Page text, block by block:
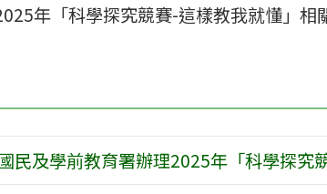
年「科學探究競賽-這樣教我就懂」相
民及學前教育署辦理2025年「科學探究